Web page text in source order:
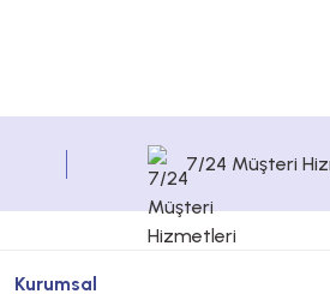
7/24 Müşteri
Kurumsal